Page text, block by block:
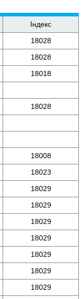
Індекс
18028
18028
18018
18028
18008
18023
18029
18029
18029
18029
18029
18029
18029